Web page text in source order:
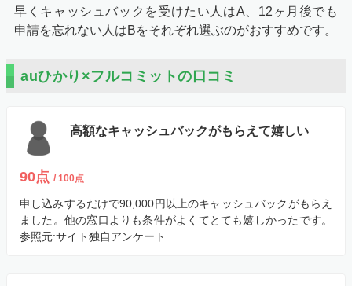
早くキャッシュバックを受けたい人はA、12ヶ月後でも
申請を忘れない人はBをそれぞれ選ぶのがおすすめです。
auひかり×フルコミットの口コミ
高額なキャッシュバックがもらえて嬉しい
90点 / 100点
申し込みするだけで90,000円以上のキャッシュバックがもらえ
ました。他の窓口よりも条件がよくてとても嬉しかったです。
参照元:サイト独自アンケート